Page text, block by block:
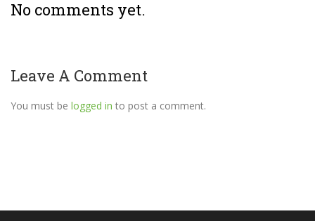
No comments yet.
Leave A Comment
You must be logged in to post a comment.